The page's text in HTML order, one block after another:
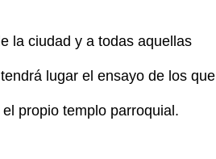
la ciudad y a todas aquellas
lugar el ensayo de los que
propio templo parroquial.